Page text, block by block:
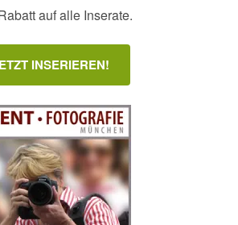
auf alle Inserate.
INSERIEREN!